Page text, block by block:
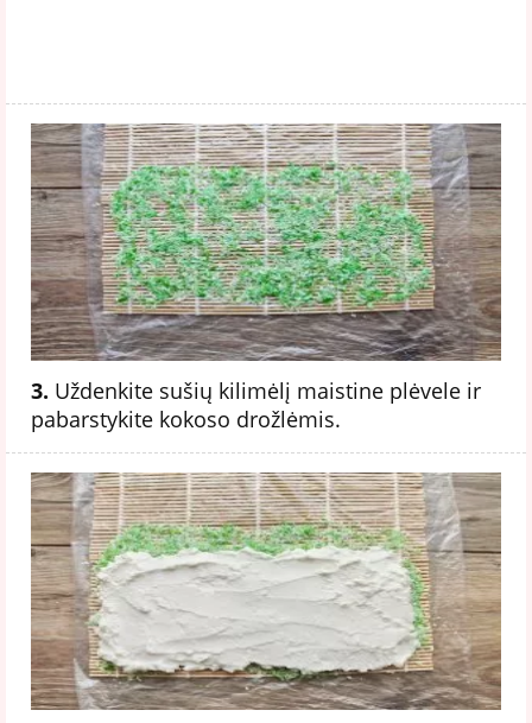
3. Uždenkite sušių kilimėlį maistine plėvele ir
pabarstykite kokoso drožlėmis.